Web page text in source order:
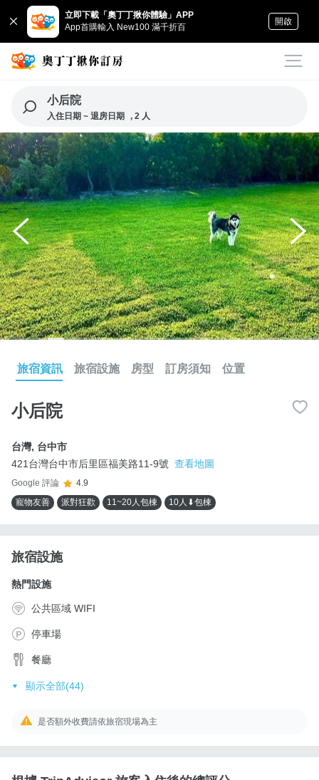
立即下載「奧丁丁揪你體驗」APP
App首購輸入 New100 滿千折百
開啟
小后院
入住日期 ~ 退房日期 , 2 人
旅宿資訊 旅宿設施 房型 訂房須知 位置
小后院
台灣, 台中市
421台灣台中市后里區福美路11-9號 查看地圖
Google 評論
4.9
寵物友善
派對狂歡 11~20人包棟 10人⬇包棟
旅宿設施
熱門設施
公共區域 WIFI
停車場
餐廳
顯示全部(44)
是否額外收費請依旅宿現場為主